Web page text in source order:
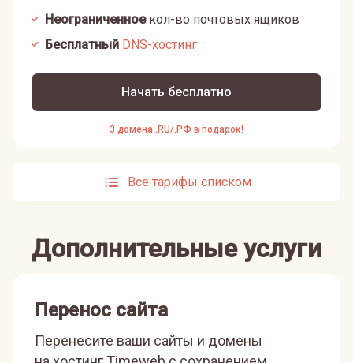
Неограниченноекол-во почтовых ящиков
Бесплатный DNS-хостинг
Начать бесплатно
3 домена .RU/.РФ в подарок!
Все тарифы списком
Дополнительные услуги
Перенос сайта
Перенесите ваши сайты и домены